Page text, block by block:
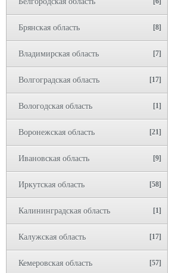
Брянская область [8]
Владимирская область [7]
Волгоградская область [17]
Вологодская область [1]
Воронежская область [21]
Ивановская область [9]
Иркутская область [58]
Калининградская область [1]
Калужская область [17]
Кемеровская область [57]